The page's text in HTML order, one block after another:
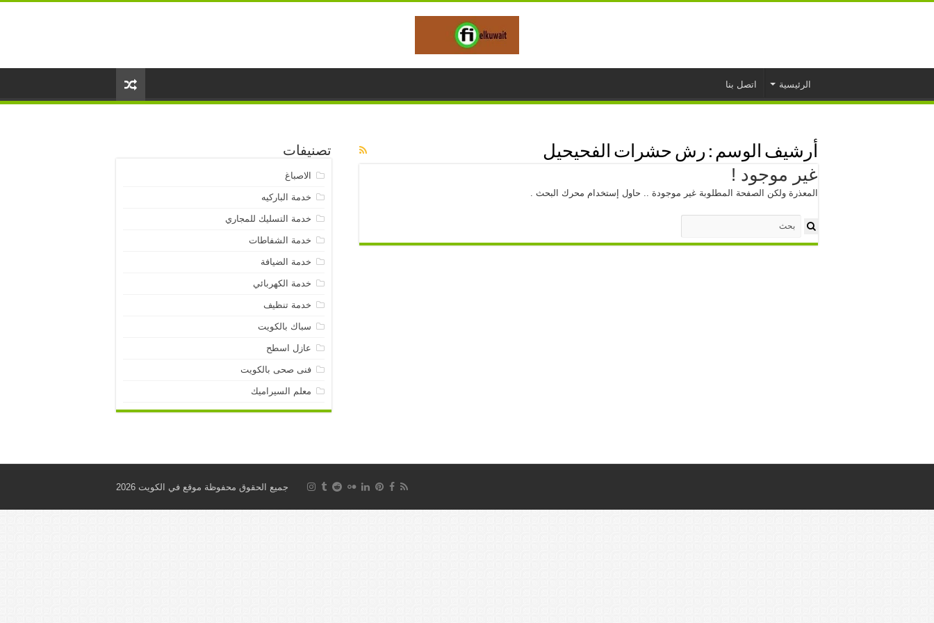
الرئيسية اتصل بنا
أرشيف الوسم : رش حشرات الفحيحيل
غير موجود !
المعذرة ولكن الصفحة المطلوبة غير موجودة .. حاول إستخدام محرك البحث .
تصنيفات
الاصباغ
خدمة الباركيه
خدمة التسليك للمجاري
خدمة الشفاطات
خدمة الضيافة
خدمة الكهربائي
خدمة تنظيف
سباك بالكويت
عازل اسطح
فنى صحى بالكويت
معلم السيراميك
جميع الحقوق محفوظة موقع في الكويت 2026